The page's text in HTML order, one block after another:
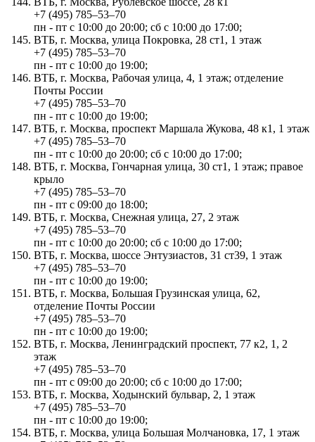
+7 (495) 785‒53‒70
пн - пт с 10:00 до 20:00; сб с 10:00 до 17:00;
ВТБ, г. Москва, улица Покровка, 28 ст1, 1 этаж
+7 (495) 785‒53‒70
пн - пт с 10:00 до 19:00;
ВТБ, г. Москва, Рабочая улица, 4, 1 этаж; отделение
Почты России
+7 (495) 785‒53‒70
пн - пт с 10:00 до 19:00;
ВТБ, г. Москва, проспект Маршала Жукова, 48 к1, 1 этаж
+7 (495) 785‒53‒70
пн - пт с 10:00 до 20:00; сб с 10:00 до 17:00;
ВТБ, г. Москва, Гончарная улица, 30 ст1, 1 этаж; правое
крыло
+7 (495) 785‒53‒70
пн - пт с 09:00 до 18:00;
ВТБ, г. Москва, Снежная улица, 27, 2 этаж
+7 (495) 785‒53‒70
пн - пт с 10:00 до 20:00; сб с 10:00 до 17:00;
ВТБ, г. Москва, шоссе Энтузиастов, 31 ст39, 1 этаж
+7 (495) 785‒53‒70
пн - пт с 10:00 до 19:00;
ВТБ, г. Москва, Большая Грузинская улица, 62,
отделение Почты России
+7 (495) 785‒53‒70
пн - пт с 10:00 до 19:00;
ВТБ, г. Москва, Ленинградский проспект, 77 к2, 1, 2
этаж
+7 (495) 785‒53‒70
пн - пт с 09:00 до 20:00; сб с 10:00 до 17:00;
ВТБ, г. Москва, Ходынский бульвар, 2, 1 этаж
+7 (495) 785‒53‒70
пн - пт с 10:00 до 19:00;
ВТБ, г. Москва, улица Большая Молчановка, 17, 1 этаж